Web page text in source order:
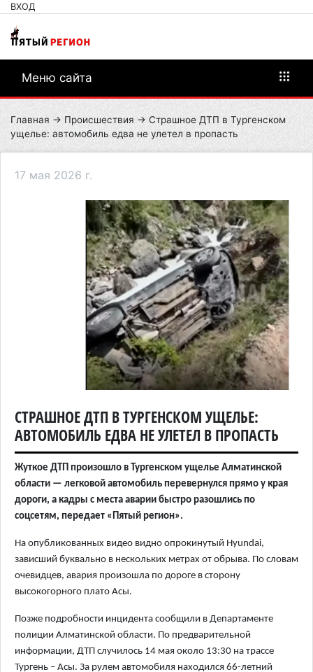
ВХОД
Меню сайта
Главная → Происшествия → Страшное ДТП в Тургенском
ущелье: автомобиль едва не улетел в пропасть
17 мая 2026 г.
СТРАШНОЕ ДТП В ТУРГЕНСКОМ УЩЕЛЬЕ:
АВТОМОБИЛЬ ЕДВА НЕ УЛЕТЕЛ В ПРОПАСТЬ
Жуткое ДТП произошло в Тургенском ущелье Алматинской
области — легковой автомобиль перевернулся прямо у края
дороги, а кадры с места аварии быстро разошлись по
соцсетям, передает «Пятый регион».
На опубликованных видео видно опрокинутый Hyundai,
зависший буквально в нескольких метрах от обрыва. По словам
очевидцев, авария произошла по дороге в сторону
высокогорного плато Асы.
Позже подробности инцидента сообщили в Департаменте
полиции Алматинской области. По предварительной
информации, ДТП случилось 14 мая около 13:30 на трассе
Тургень – Асы. За рулем автомобиля находился 66-летний